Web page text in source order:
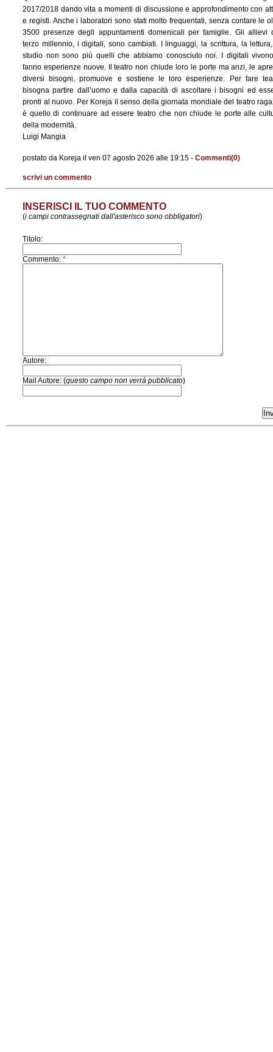
2017/2018 dando vita a momenti di discussione e approfondimento con
e registi. Anche i laboratori sono stati molto frequentati, senza contare le
3500 presenze degli appuntamenti domenicali per famiglie. Gli allievi
terzo millennio, i digitali, sono cambiati. I linguaggi, la scrittura, la
studio non sono più quelli che abbiamo conosciuto noi. I digitali
fanno esperienze nuove. Il teatro non chiude loro le porte ma anzi, le
diversi bisogni, promuove e sostiene le loro esperienze. Per fare
bisogna partire dall’uomo e dalla capacità di ascoltare i bisogni ed
pronti al nuovo. Per Koreja il senso della giornata mondiale del teatro
è quello di continuare ad essere teatro che non chiude le porte alle
della modernità.
Luigi Mangia
postato da Koreja il ven 07 agosto 2026 alle 19:15 - Commenti(0)
scrivi un commento
INSERISCI IL TUO COMMENTO
(i campi contrassegnati dall'asterisco sono obbligatori)
Titolo:
Commento: *
Autore:
Mail Autore: (questo campo non verrà pubblicato)